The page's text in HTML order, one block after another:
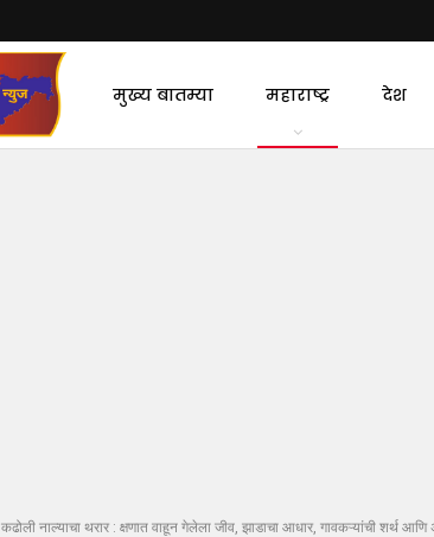
मुख्य बातम्या महाराष्ट्र देश
कढोली नाल्याचा थरार : क्षणात वाहून गेलेला जीव, झाडाचा आधार, गावकऱ्यांची शर्थ